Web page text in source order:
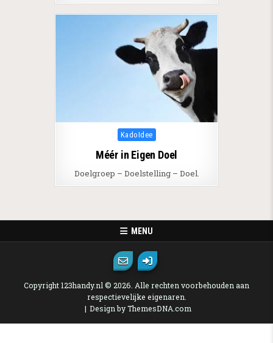
Posted in
KadoIdee
Méér in Eigen Doel
Doelgroep – Doelstelling – Doel.
MENU
Copyright 123handy.nl © 2026. Alle rechten voorbehouden aan
respectievelijke eigenaren.
Design by ThemesDNA.com